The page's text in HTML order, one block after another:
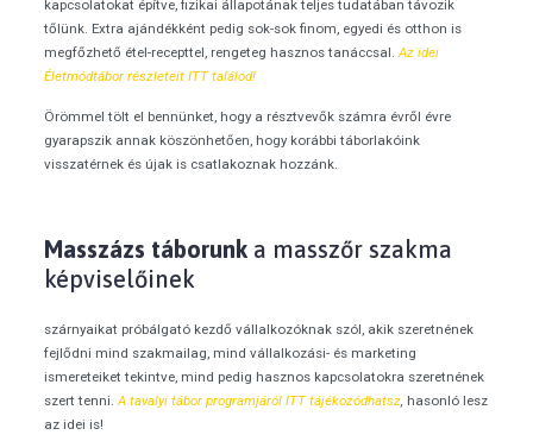
kapcsolatokat építve, fizikai állapotának teljes tudatában távozik
tőlünk. Extra ajándékként pedig sok-sok finom, egyedi és otthon is
megfőzhető étel-recepttel, rengeteg hasznos tanáccsal.Az idei
Életmódtábor részleteit ITT találod!
Örömmel tölt el bennünket, hogy a résztvevők számra évről évre
gyarapszik annak köszönhetően, hogy korábbi táborlakóink
visszatérnek és újak is csatlakoznak hozzánk.
Masszázs táborunka masszőr szakma
képviselőinek
szárnyaikat próbálgató kezdő vállalkozóknak szól, akik szeretnének
fejlődni mind szakmailag, mind vállalkozási- és marketing
ismereteiket tekintve, mind pedig hasznos kapcsolatokra szeretnének
szert tenni.A tavalyi tábor programjáról ITT tájékozódhatsz,hasonló lesz
az idei is!